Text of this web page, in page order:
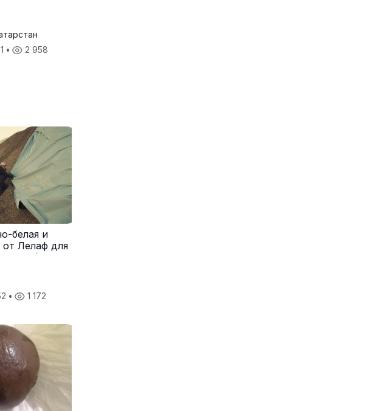
• 2 958
белая и
от Лелаф для
сенажа
• 1 172